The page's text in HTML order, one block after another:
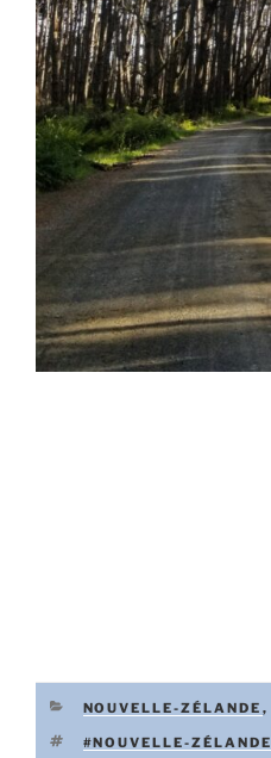
CATÉGORIES
NOUVELLE-ZÉLANDE ,
ÉTIQUETTES
#NOUVELLE-ZÉLANDE